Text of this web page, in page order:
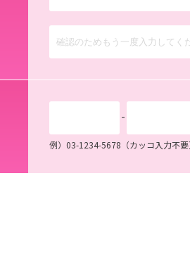
-
例）03-1234-5678（カッコ入力不